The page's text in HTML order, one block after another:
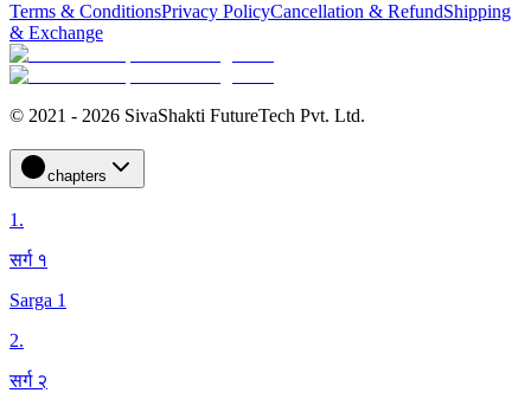
Terms & ConditionsPrivacy PolicyCancellation & RefundShipping
& Exchange
© 2021 - 2026 SivaShakti FutureTech Pvt. Ltd.
chapters
1.
सर्ग १
Sarga 1
2.
सर्ग २